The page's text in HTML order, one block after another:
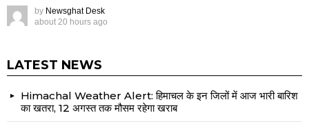
by Newsghat Desk
about 20 hours ago
LATEST NEWS
Himachal Weather Alert: हिमाचल के इन जिलों में आज भारी बारिश
का खतरा, 12 अगस्त तक मौसम रहेगा खराब